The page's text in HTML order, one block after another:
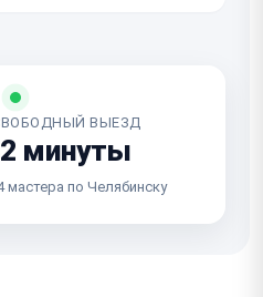
ВЫЕЗД
минуты
мастера по Челябинску